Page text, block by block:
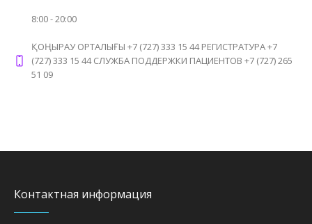
8:00 - 20:00
ҚОҢЫРАУ ОРТАЛЫҒЫ +7 (727) 333 15 44 РЕГИСТРАТУРА +7
(727) 333 15 44 СЛУЖБА ПОДДЕРЖКИ ПАЦИЕНТОВ +7 (727) 265
51 09
Контактная информация